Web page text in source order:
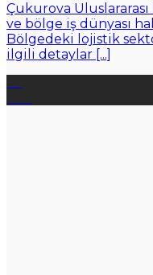
Çukurova
ve bölge iş dünyası
Bölgedeki lojistik
ilgili detaylar [...]